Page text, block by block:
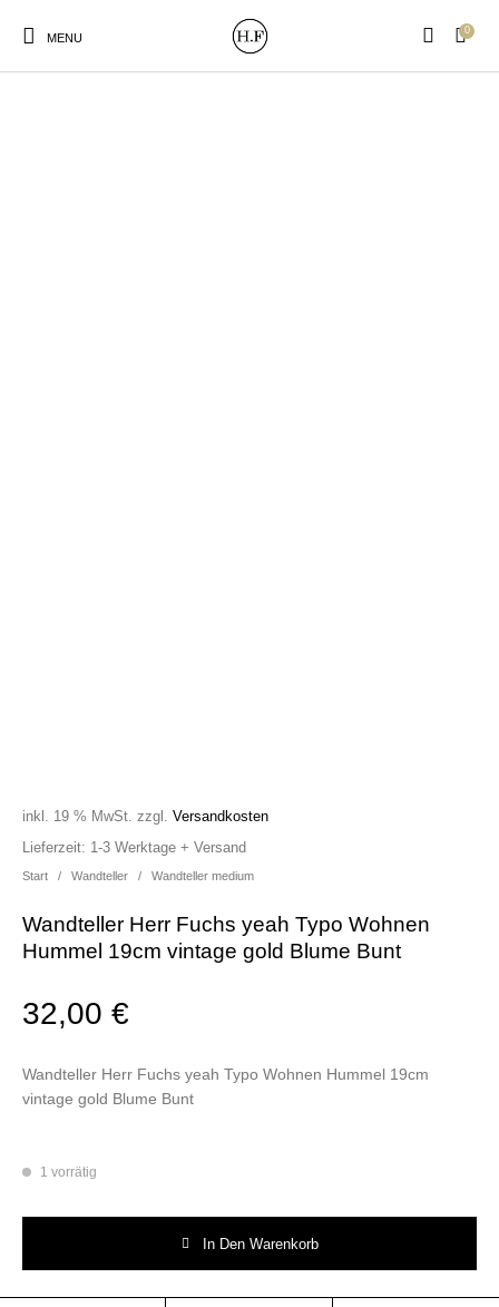
MENU
0
Start / Wandteller / Wandteller medium
Wandteller Herr Fuchs yeah Typo Wohnen
Hummel 19cm vintage gold Blume Bunt
32,00€
inkl. 19 % MwSt. zzgl.Versandkosten
Wandteller Herr Fuchs yeah Typo Wohnen Hummel 19cm
vintage gold Blume Bunt
Lieferzeit: 1-3 Werktage + Versand
1 vorrätig
In Den Warenkorb